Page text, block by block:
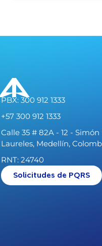
PBX: 300 912 1333
+57 300 912 1333
Calle 35 # 82A - 12 -
Laureles, Medellín,
RNT: 24740
Solicitudes de PQRS